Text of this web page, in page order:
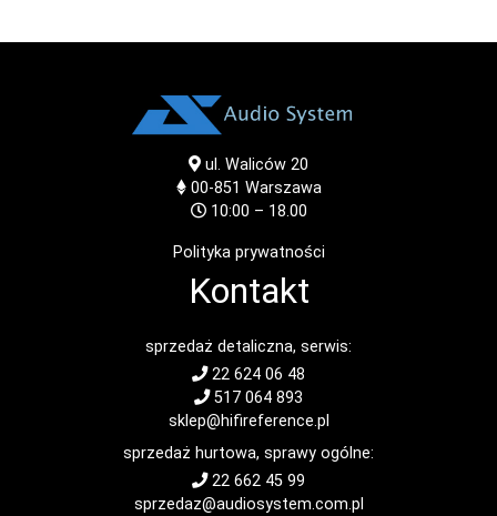
ul. Waliców 20
00-851 Warszawa
10:00 – 18.00
Polityka prywatności
Kontakt
sprzedaż detaliczna, serwis:
22 624 06 48
517 064 893
sklep@hifireference.pl
sprzedaż hurtowa, sprawy ogólne:
22 662 45 99
sprzedaz@audiosystem.com.pl